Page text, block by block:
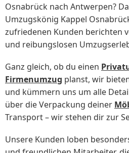
Osnabrück nach Antwerpen?
Umzugskönig Kappel
zufriedenen Kunden berichten
und reibungslosen
Ganz gleich, ob du einen
Firmenumzug planst, wir
und kümmern uns um alle
über die Verpackung deiner
Transport – wir stehen dir zur
Unsere Kunden loben